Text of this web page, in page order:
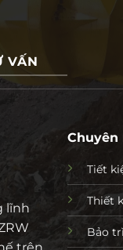
VẤN
lĩnh
trên
Chuyên
Tiết
Thiết
Bảo